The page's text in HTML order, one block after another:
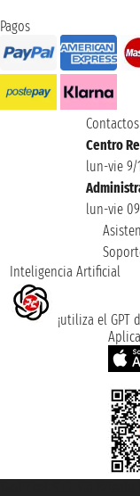
Pagos
Contactos
Centro
lun-vie 9/
lun-vie
Inteligencia Artificial
¡utiliza el GPT